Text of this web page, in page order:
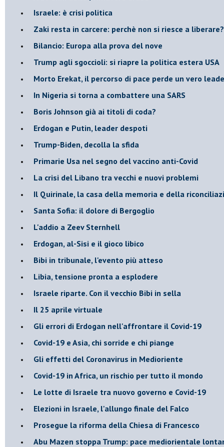
Israele: è crisi politica
Zaki resta in carcere: perchè non si riesce a liberare?
Bilancio: Europa alla prova del nove
Trump agli sgoccioli: si riapre la politica estera USA
Morto Erekat, il percorso di pace perde un vero
In Nigeria si torna a combattere una SARS
Boris Johnson già ai titoli di coda?
Erdogan e Putin, leader despoti
Trump-Biden, decolla la sfida
Primarie Usa nel segno del vaccino anti-Covid
La crisi del Libano tra vecchi e nuovi problemi
Il Quirinale, la casa della memoria e della
Santa Sofia: il dolore di Bergoglio
L'addio a ​Zeev Sternhell
Erdogan, al-Sisi e il gioco libico
Bibi in tribunale, l'evento più atteso
Libia, tensione pronta a esplodere
Israele riparte. Con il vecchio Bibi in sella
Il 25 aprile virtuale
Gli errori di Erdogan nell'affrontare il Covid-19
Covid-19 e Asia, chi sorride e chi piange
Gli effetti del Coronavirus in Medioriente
Covid-19 in Africa, un rischio per tutto il mondo
Le lotte di Israele tra nuovo governo e Covid-19
Elezioni in Israele, l'allungo finale del Falco
Prosegue la riforma della Chiesa di Francesco
Abu Mazen stoppa Trump: pace mediorientale